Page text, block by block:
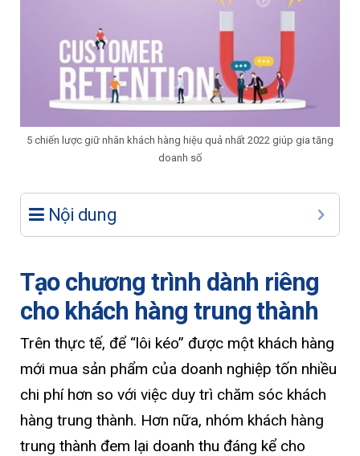
5 chiến lược giữ nhân khách hàng hiệu quả nhất 2022 giúp gia tăng
doanh số
Nội dung
Tạo chương trình dành riêng
cho khách hàng trung thành
Trên thực tế, để “lôi kéo” được một khách hàng
mới mua sản phẩm của doanh nghiệp tốn nhiều
chi phí hơn so với việc duy trì chăm sóc khách
hàng trung thành. Hơn nữa, nhóm khách hàng
trung thành đem lại doanh thu đáng kể cho